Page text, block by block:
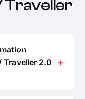
Traveller
Traveller 2.0